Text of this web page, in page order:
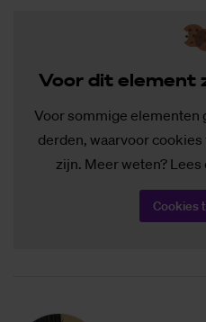
Voor dit ele­ment
Voor sommige elementen
derden, waarvoor
zijn. Meer weten? Lees
Cookies